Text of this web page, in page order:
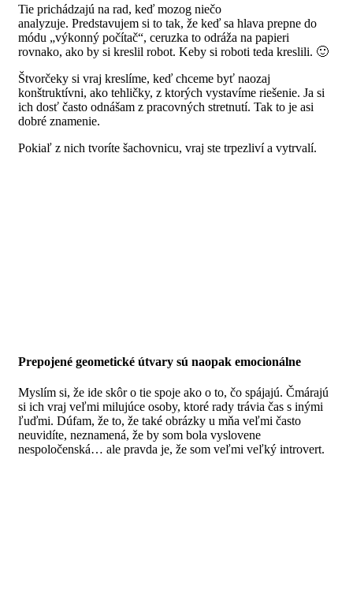
Tie prichádzajú na rad, keď mozog niečo
analyzuje. Predstavujem si to tak, že keď sa hlava prepne do
módu „výkonný počítač“, ceruzka to odráža na papieri
rovnako, ako by si kreslil robot. Keby si roboti teda kreslili. 🙂
Štvorčeky si vraj kreslíme, keď chceme byť naozaj
konštruktívni, ako tehličky, z ktorých vystavíme riešenie. Ja si
ich dosť často odnášam z pracovných stretnutí. Tak to je asi
dobré znamenie.
Pokiaľ z nich tvoríte šachovnicu, vraj ste trpezliví a vytrvalí.
Prepojené geometické útvary sú naopak emocionálne
Myslím si, že ide skôr o tie spoje ako o to, čo spájajú. Čmárajú
si ich vraj veľmi milujúce osoby, ktoré rady trávia čas s inými
ľuďmi. Dúfam, že to, že také obrázky u mňa veľmi často
neuvidíte, neznamená, že by som bola vyslovene
nespoločenská… ale pravda je, že som veľmi veľký introvert.